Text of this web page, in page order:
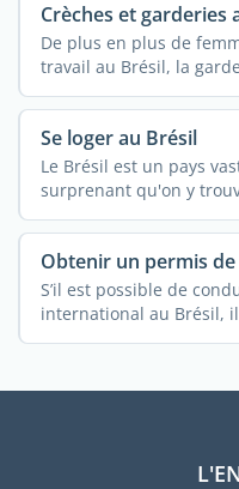
Crèches et garderies
De plus en plus de
travail au Brésil, la
Se loger au Brésil
Le Brésil est un pays
surprenant qu'on y
Obtenir un permis
S’il est possible de
international au Brésil,